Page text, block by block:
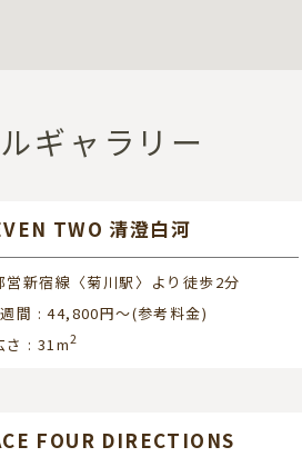
ギャラリー
TWO 清澄白河
営新宿線〈菊川駅〉より徒歩2分
間 : 44,800円～(参考料金)
さ : 31m2
FOUR DIRECTIONS